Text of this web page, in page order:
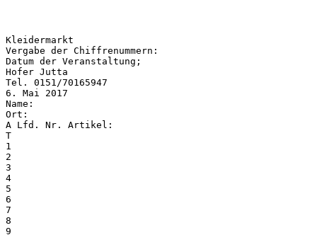
Kleidermarkt
Vergabe der Chiffrenummern:
Datum der Veranstaltung;
Hofer Jutta
Tel. 0151/70165947
6. Mai 2017
Name:
Ort:
A Lfd. Nr. Artikel:
T
1
2
3
4
5
6
7
8
9